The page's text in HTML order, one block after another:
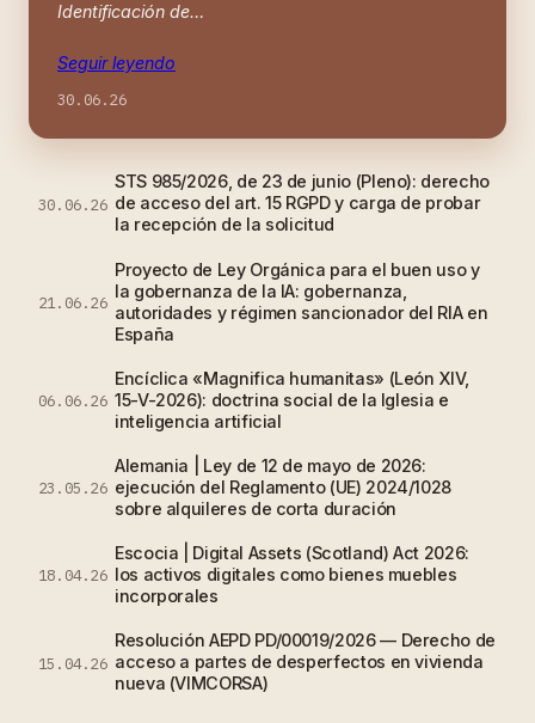
Identificación de…
Seguir leyendo
30.06.26
30.06.26
STS 985/2026, de 23 de junio (Pleno): derecho
de acceso del art. 15 RGPD y carga de probar
la recepción de la solicitud
21.06.26
Proyecto de Ley Orgánica para el buen uso y
la gobernanza de la IA: gobernanza,
autoridades y régimen sancionador del RIA en
España
06.06.26
Encíclica «Magnifica humanitas» (León XIV,
15-V-2026): doctrina social de la Iglesia e
inteligencia artificial
23.05.26
Alemania | Ley de 12 de mayo de 2026:
ejecución del Reglamento (UE) 2024/1028
sobre alquileres de corta duración
18.04.26
Escocia | Digital Assets (Scotland) Act 2026:
los activos digitales como bienes muebles
incorporales
15.04.26
Resolución AEPD PD/00019/2026 — Derecho de
acceso a partes de desperfectos en vivienda
nueva (VIMCORSA)